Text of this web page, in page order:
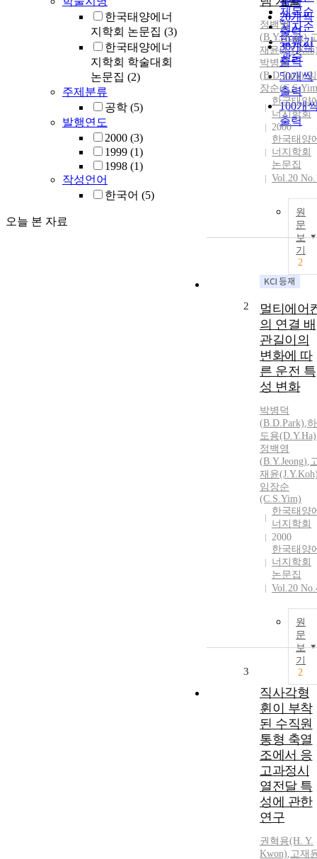
한국태양에너
지학회 논문집 (3)
한국태양에너
지학회 학술대회
논문집 (2)
주제분류
공학 (5)
발행연도
2000 (3)
1999 (1)
1998 (1)
작성언어
한국어 (5)
오늘 본 자료
제목순
저자순
발행기
관순
20개씩
출력
30개씩
출력
50개씩
출력
100개
출력
정백영
(B.Y.Jeong),
재윤(J.Y
박병덕
(B.D.Park),임
장순
한국태양
너지학회
2000
한국태양
너지학회
논문집
Vol.20
원
문
보
기
2
2
멀티에어
의 연결 배
관길이의
변화에 따
른 운전 특
성 변화
박병덕
(B.D.Park),하
도용(D.Y.Ha)
정백영
(B.Y.Jeong),
재윤(J.Y
임장순
(C.S.Yim)
한국태양
너지학회
2000
한국태양
너지학회
논문집
Vol.20
원
문
보
기
2
3
직사각형
휜이 부착
된 수직원
통형 축열
조에서 응
고과정시
열전달 특
성에 관한
연구
권혁용(H. Y.
Kwon),고재